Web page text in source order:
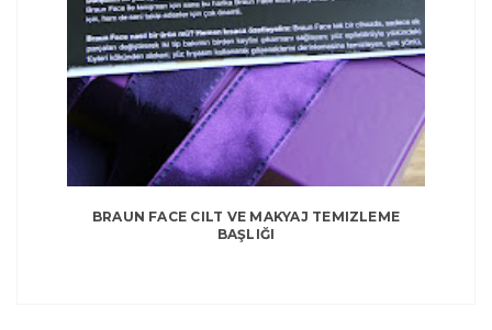
BRAUN FACE CILT VE MAKYAJ TEMIZLEME
BAŞLIĞI